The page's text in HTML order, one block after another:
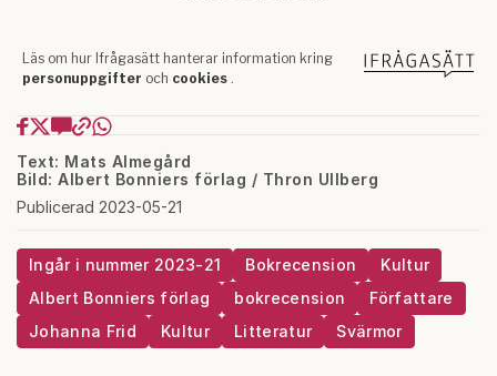
Text: Mats Almegård
Bild: Albert Bonniers förlag / Thron Ullberg
Publicerad 2023-05-21
Ingår i nummer 2023-21 Bokrecension
Kultur
Albert Bonniers förlag
bokrecension
Författare
Johanna Frid
Kultur Litteratur Svärmor